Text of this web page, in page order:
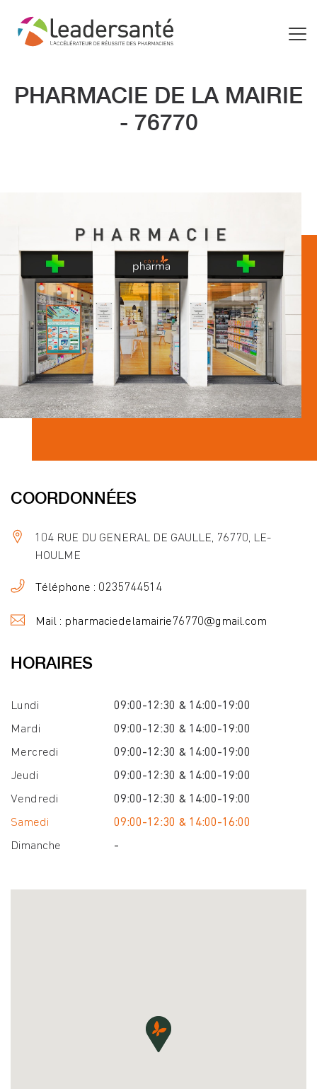
PHARMACIE DE LA MAIRIE
- 76770
COORDONNÉES
104 RUE DU GENERAL DE GAULLE, 76770, LE-
HOULME
Téléphone : 0235744514
Mail : pharmaciedelamairie76770@gmail.com
HORAIRES
Lundi
09:00-12:30 & 14:00-19:00
Mardi
09:00-12:30 & 14:00-19:00
Mercredi
09:00-12:30 & 14:00-19:00
Jeudi
09:00-12:30 & 14:00-19:00
Vendredi
09:00-12:30 & 14:00-19:00
Samedi
09:00-12:30 & 14:00-16:00
Dimanche
-